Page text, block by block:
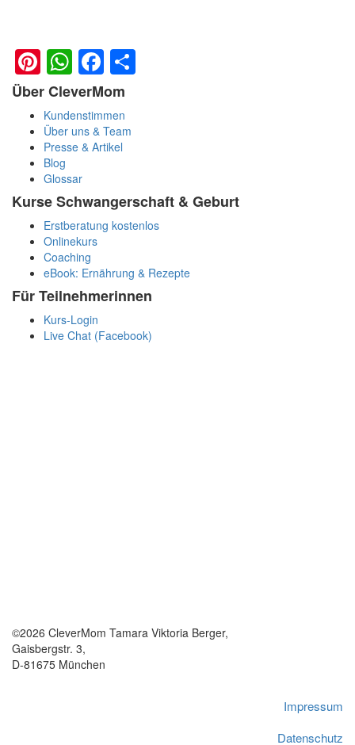
Pinterest
WhatsApp
Facebook
Über CleverMom
Kundenstimmen
Über uns & Team
Presse & Artikel
Blog
Glossar
Kurse Schwangerschaft & Geburt
Erstberatung kostenlos
Onlinekurs
Coaching
eBook: Ernährung & Rezepte
Für Teilnehmerinnen
Kurs-Login
Live Chat (Facebook)
©2026 CleverMom Tamara Viktoria Berger,
Gaisbergstr. 3,
D-81675 München
Impressum
Datenschutz